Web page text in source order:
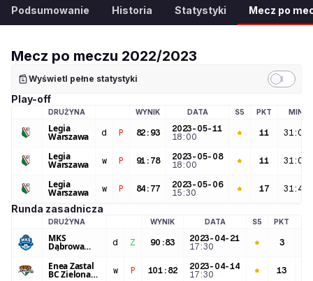
Podsumowanie Historia Statystyki Mecz po
Mecz po meczu 2022/2023
Wyświetl pełne statystyki
Play-off
LOGO DRUŻYNY
DRUŻYNA WYNIK DATA S5 PKT MIN
Legia
Warszawa d P 82 : 93
2023-05-11
18:00
11 31:09
Legia
Warszawa w P 91 : 78
2023-05-08
18:00
11 31:07
Legia
Warszawa w P 84 : 77
2023-05-06
15:30
17 31:40
Runda zasadnicza
LOGO DRUŻYNY
DRUŻYNA WYNIK DATA S5 PKT
MKS
Dąbrowa
Górnicza
d Z 90 :83
2023-04-21
17:30
3
Enea Zastal
BC Zielona w P 101: 82
2023-04-14
17:30
13